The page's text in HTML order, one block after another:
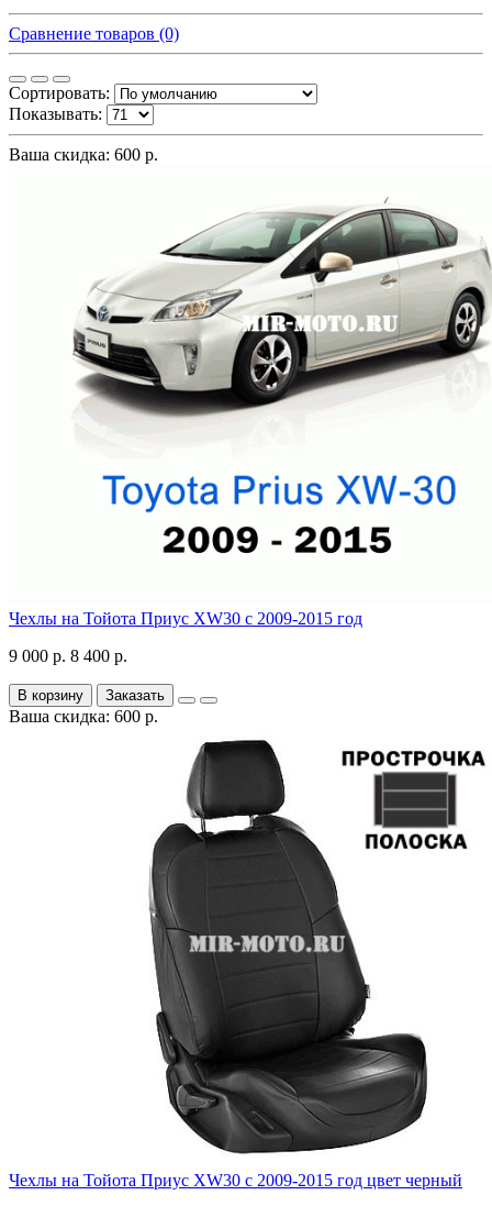
Сравнение товаров (0)
Сортировать:
Показывать:
Ваша скидка: 600 р.
Чехлы на Тойота Приус XW30 с 2009-2015 год
9 000 р. 8 400 р.
В корзину Заказать
Ваша скидка: 600 р.
Чехлы на Тойота Приус XW30 с 2009-2015 год цвет черный